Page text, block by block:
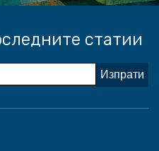
статии